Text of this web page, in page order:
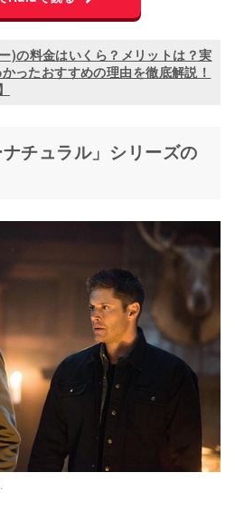
)の料金はいくら？メリットは？実
ったおすすめの理由を徹底解説！
チュラル」シリーズの